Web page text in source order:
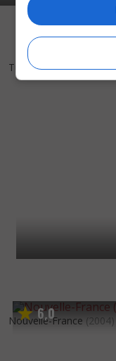
Turning Green (2005)
6,0
Nouvelle-France (2004)